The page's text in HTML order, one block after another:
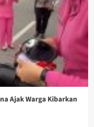
Ajak Warga Kibarkan